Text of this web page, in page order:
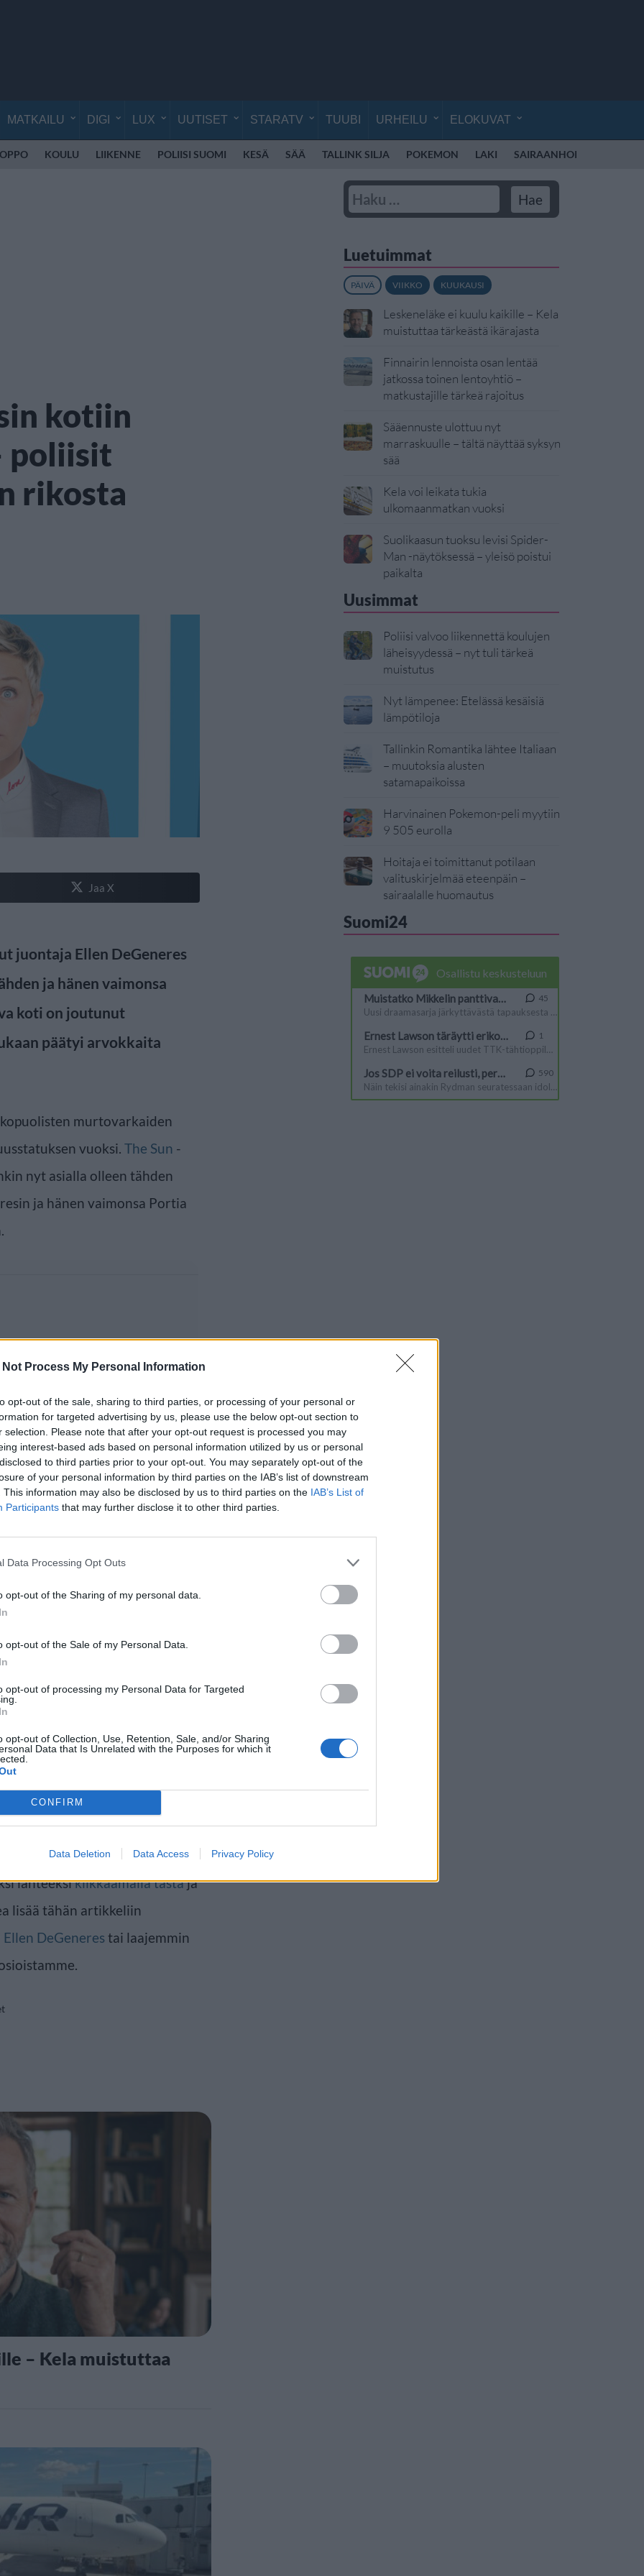
Not Process My Personal Information
opt-out of the sale, sharing to third parties, or processing of your personal or
for targeted advertising by us, please use the below opt-out section to
selection. Please note that after your opt-out request is processed you may
interest-based ads based on personal information utilized by us or personal
to third parties prior to your opt-out. You may separately opt-out of the
of your personal information by third parties on the IAB’s list of downstream
This information may also be disclosed by us to third parties on the IAB’s List of
Participants that may further disclose it to other third parties.
Data Processing Opt Outs
opt-out of the Sharing of my personal data.
opt-out of the Sale of my Personal Data.
opt-out of processing my Personal Data for Targeted
opt-out of Collection, Use, Retention, Sale, and/or Sharing
Data that Is Unrelated with the Purposes for which it
CONFIRM
Data Deletion Data Access Privacy Policy
MATKAILU DIGI LUX UUTISET STARATV TUUBI URHEILU ELOKUVAT
KOULU LIIKENNE POLIISI SUOMI KESÄ SÄÄ TALLINK SILJA POKEMON LAKI SAIRAANHOITAJA
kotiin
poliisit
rikosta
Jaa X
juontaja Ellen DeGeneres
ja hänen vaimonsa
koti on joutunut
päätyi arvokkaita
murtovarkaiden
vuoksi. The Sun -
nyt asialla olleen tähden
ja hänen vaimonsa Portia
runsain määrin varakkaita
Grande ja Meghan
käänteen myötä
tarvitse todennäköisesti
lähteeksiklikkaamalla tästäja
lisää tähän artikkeliin
Ellen DeGeneres tai laajemmin
– Kela muistuttaa
Luetuimmat
PÄIVÄ VIIKKO KUUKAUSI
Leskeneläke ei kuulu kaikille – Kela
muistuttaa tärkeästä ikärajasta
Finnairin lennoista osan lentää
jatkossa toinen lentoyhtiö –
matkustajille tärkeä rajoitus
Sääennuste ulottuu nyt
marraskuulle – tältä näyttää syksyn
sää
Kela voi leikata tukia
ulkomaanmatkan vuoksi
Suolikaasun tuoksu levisi Spider-
Man -näytöksessä – yleisö poistui
paikalta
Uusimmat
Poliisi valvoo liikennettä koulujen
läheisyydessä – nyt tuli tärkeä
muistutus
Nyt lämpenee: Etelässä kesäisiä
lämpötiloja
Tallinkin Romantika lähtee Italiaan
– muutoksia alusten
satamapaikoissa
Harvinainen Pokemon-peli myytiin
9 505 eurolla
Hoitaja ei toimittanut potilaan
valituskirjelmää eteenpäin –
sairaalalle huomautus
Suomi24